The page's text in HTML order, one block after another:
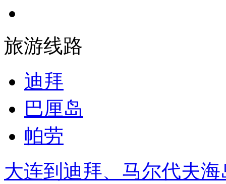
旅游线路
迪拜
巴厘岛
帕劳
大连到迪拜、马尔代夫海